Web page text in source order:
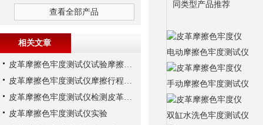
同类型产品推荐
电动摩擦色牢度测试仪
手动摩擦色牢度测试仪
双缸水洗色牢度测试仪
查看全部产品
相关文章
皮革摩擦色牢度测试仪试验摩擦行程
皮革摩擦色牢度测试仪摩擦行程与摩擦频率
皮革摩擦色牢度测试仪检测皮革实验
皮革摩擦色牢度测试仪实验